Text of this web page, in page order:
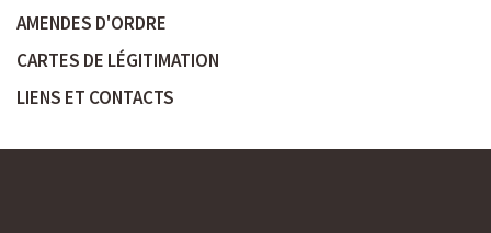
AMENDES D'ORDRE
CARTES DE LÉGITIMATION
LIENS ET CONTACTS